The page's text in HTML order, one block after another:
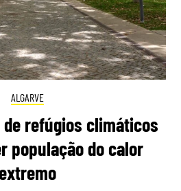
ALGARVE
refúgios climáticos
população do calor